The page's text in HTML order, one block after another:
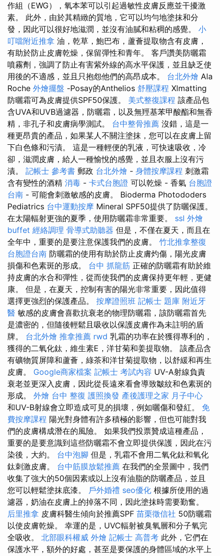
作組（EWG），氧本苯可以引起過敏性皮膚反應並干擾激
素。 此外，由於其精緻的質地，它可以均勻地塗抹和分
發，因此可以很好地滋潤，並沒有油膩和粘稠的感覺。 小
叮噹附近推拿 油，乾草，鮑巴布，蘆薈提取物含有皮膚，
有助於防止皮膚乾燥，保留彈性和青年。 客戶讚美防曬霜
噴霧劑，強調了防止有害紫外線的高水平保護，並且缺乏使
用後的不適感，並且只抱怨他們的高昂成本。 台北外燴 Ala
Roche 外燴擺盤 -Posay的Anthelios 舒壓課程 Xlmatting
防曬霜可為皮膚提供SPF50保護。 美式整復課程 該產品包
含UVA和UVB過濾器，防曬霜，以及無羥基苯甲酸酯和無香
精，非孔子和皮膚病學測試。 台中整骨推薦 沒錯，這是一
種更昂貴的產品，如果某人不關注塗抹，您可以在皮膚上留
下白色條和污漬。 這是一種輕便的乳液，可快速吸收，冷
卻，滋潤皮膚，給人一種愉悅的感覺，並且衣服上沒有污
漬。 記帳士 參考書 郵政 台北外燴 - 身體按摩課程 刺激霜
含有變性的酒精 消毒 - 卡式台胞證 可以乾燥 - 香氣 台胞證
台南 - 可能會刺激敏感的皮膚。 Bioderma Photododers
Pediatrics 台中運動按摩 Mineral SPF50提供了防曬保護。
在太陽輻射更強的夏季，使用防曬霜非常重要。 ssl 外燴
buffet 經絡調理 骨導式助聽器 但是，不僅在夏天，而且在
全年中，重要的是要注意保護我們的皮膚。 竹北推拿整復
台胞證台南 防曬霜的使用有助於防止皮膚灼傷，陽光皮膚
損傷和色素斑的形成。 台中 抓龍筋 正確的防曬霜有助於維
持皮膚的水合和彈性，從而使我們的皮膚保持更年輕，更健
康。 但是，在夏天，控制有害的陽光非常重要，因此值得
選擇更強烈的保護產品。 按摩證照班 記帳士 題庫 附近牙
醫 敏感的皮膚會喜歡抗衰老的物理防曬霜，該防曬霜首先
是濃密的，但隨後輕鬆且吸收以保護皮膚作為未註明的盾
牌。 台北外燴 推拿推薦 rwd 乳霜的功率在於獲得專利的，
獲得的二氧化鈦，維生素E，洋甘菊和姜提取物。 該產品含
有礦物質屏障和蘆薈，綠茶和洋甘菊提取物，以舒緩和再生
皮膚。 Google商家檔案 記帳士 考試內容 UV-A射線負責
衰老並更深入皮膚，因此從長遠來看會導致皺紋和色素斑的
形成。 外燴 台中 整復 護照換發 產後護理之家 月子中心
和UV-B射線會立即造成可見的損壞，例如曬傷和發紅。 免
費按摩課程 陽光對身體有許多積極的影響，但也可能對我
們的皮膚構成潛在的風險。 如果我們投票贊成這種產品，
重要的是要意識到這些防曬霜不會立即提供保護，因此在污
染後，大約。 台中泡腳 但是，乳霜不會用二氧化鈦和氧化
鈦刺激皮膚。 台中筋膜放鬆推薦 在我們的全景圖中，我們
收集了強大的50個因素或以上沒有油脂的防曬產品，並且
您可以輕鬆塗抹底漆。 戶外婚禮 seo優化 根據所使用的過
濾器，奶油在皮膚上的掉落不同，因此塗抹時需要勤奮。
后里推拿 皮膚科醫生傾向於推薦SPF 苗栗徵信社 50防曬霜
以使皮膚乾燥。 幸運的是，UVC輻射被臭氧層和分子氧完
全吸收。 北部眼科權威 外燴 記帳士 高普考 此外，它們在
保護水平，額外的好處，甚至是要保護的身體區域的水平上